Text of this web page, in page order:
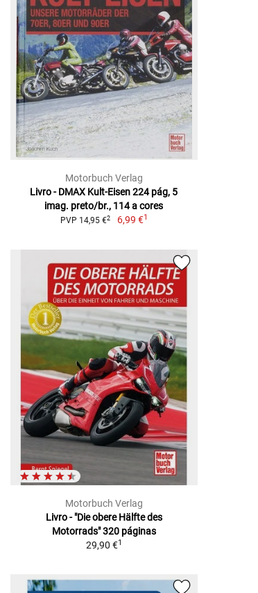
Motorbuch Verlag
Livro - DMAX Kult-Eisen 224 pág, 5
imag. preto/br., 114 a cores
PVP 14,95 €2 6,99 €1
Motorbuch Verlag
Livro - "Die obere Hälfte des
Motorrads" 320 páginas
29,90 €1